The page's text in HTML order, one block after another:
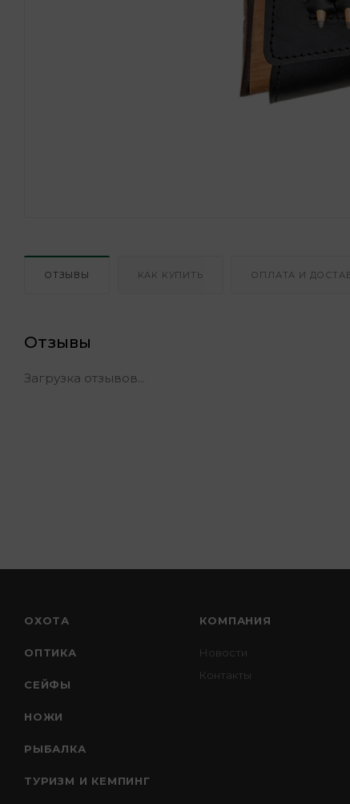
ОТЗЫВЫ КАК КУПИТЬ ОПЛАТА И
Отзывы
Загрузка отзывов...
ОХОТА
ОПТИКА
СЕЙФЫ
НОЖИ
РЫБАЛКА
ТУРИЗМ И КЕМПИНГ
КОМПАНИЯ
Новости
Контакты